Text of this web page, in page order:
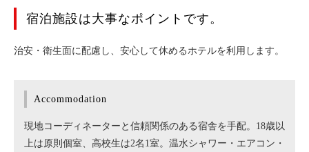
宿泊施設は大事なポイントです。
治安・衛生面に配慮し、安心して休めるホテルを利用します。
Accommodation
現地コーディネーターと信頼関係のある宿舎を手配。18歳以
上は原則個室、高校生は2名1室。温水シャワー・エアコン・